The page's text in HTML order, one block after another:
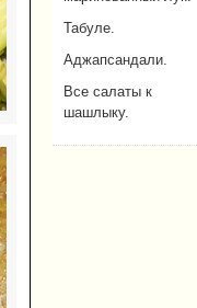
Табуле.
Аджапсандали.
Все салаты к
шашлыку.